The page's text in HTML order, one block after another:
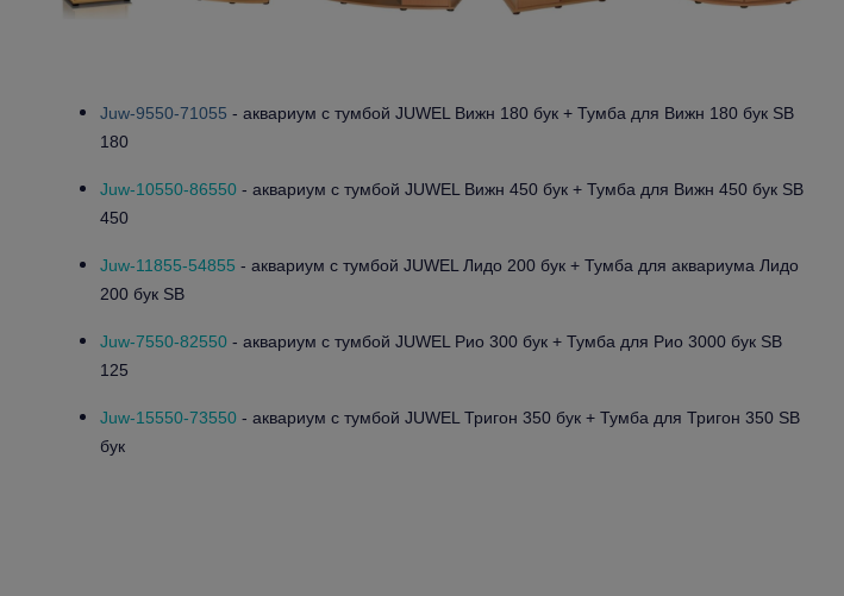
Juw-9550-71055 - аквариум с тумбой JUWEL Вижн 180 бук + Тумба для Вижн 180 бук SB
180
Juw-10550-86550 - аквариум с тумбой JUWEL Вижн 450 бук + Тумба для Вижн 450 бук SB
450
Juw-11855-54855 - аквариум с тумбой JUWEL Лидо 200 бук + Тумба для аквариума Лидо
200 бук SB
Juw-7550-82550 - аквариум с тумбой JUWEL Рио 300 бук + Тумба для Рио 3000 бук SB
125
Juw-15550-73550 - аквариум с тумбой JUWEL Тригон 350 бук + Тумба для Тригон 350 SB
бук